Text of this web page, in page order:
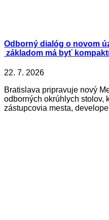
Odborný dialóg o novom
základom má byť
22. 7. 2026
Bratislava pripravuje nový
odborných okrúhlych stolov,
zástupcovia mesta,